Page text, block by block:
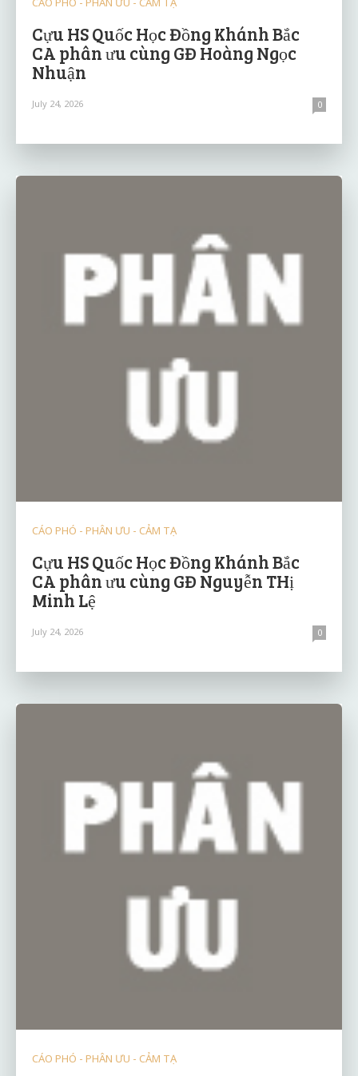
Cựu HS Quốc Học Đồng Khánh Bắc
CA phân ưu cùng GĐ Hoàng Ngọc
Nhuận
July 24, 2026 0
CÁO PHÓ - PHÂN ƯU - CẢM TẠ
Cựu HS Quốc Học Đồng Khánh Bắc
CA phân ưu cùng GĐ Nguyễn THị
Minh Lệ
July 24, 2026 0
CÁO PHÓ - PHÂN ƯU - CẢM TẠ